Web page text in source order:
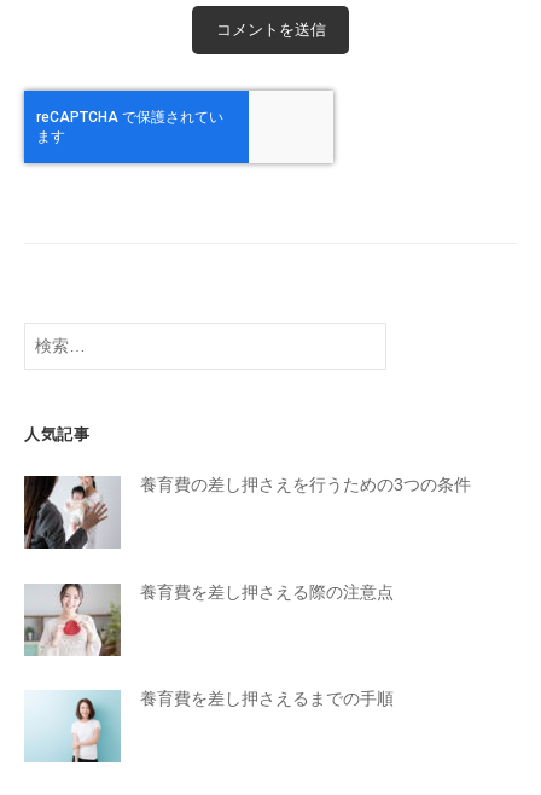
検
人気記事
養育費の差し押さえを行うための3つの条件
養育費を差し押さえる際の注意点
養育費を差し押さえるまでの手順